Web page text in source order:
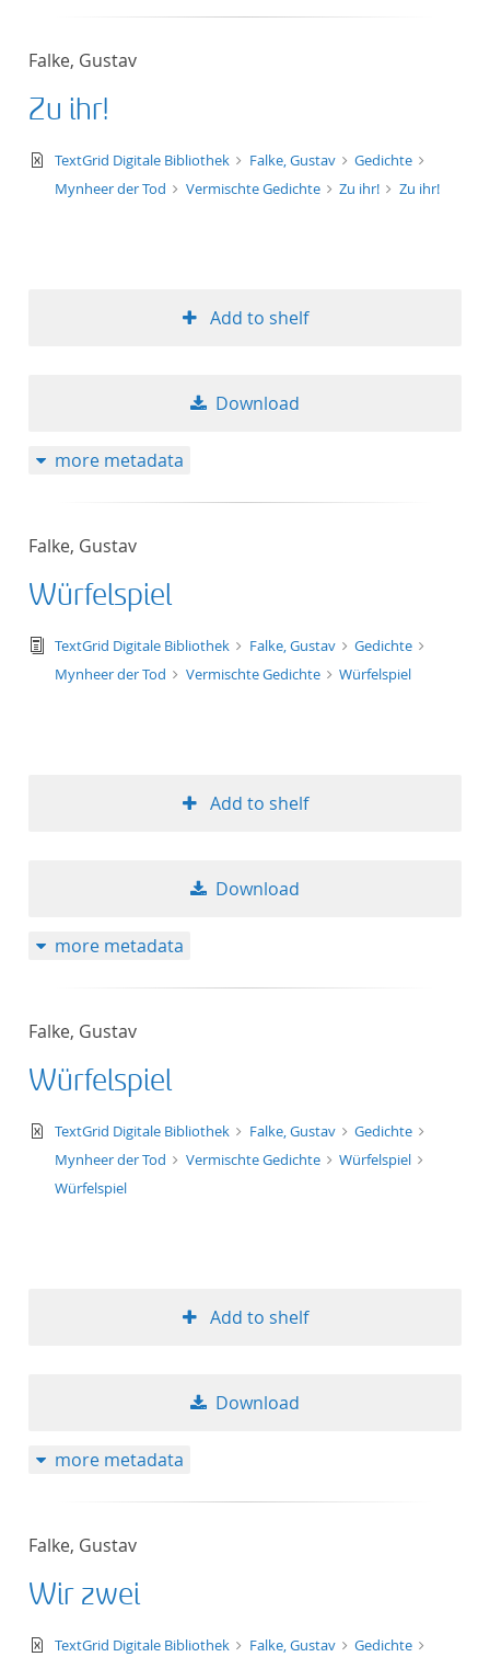
Falke, Gustav
Zu ihr!
text/xml
TextGrid Digitale Bibliothek Falke, Gustav
Gedichte
Mynheer der Tod
Vermischte Gedichte Zu ihr! Zu ihr!
Add to shelf
Download
more metadata
Falke, Gustav
Würfelspiel
text/tg.edition+tg.aggregation+xml
TextGrid Digitale Bibliothek Falke, Gustav
Gedichte
Mynheer der Tod
Vermischte Gedichte Würfelspiel
Add to shelf
Download
more metadata
Falke, Gustav
Würfelspiel
text/xml
TextGrid Digitale Bibliothek Falke, Gustav
Gedichte
Mynheer der Tod
Vermischte Gedichte
Würfelspiel
Würfelspiel
Add to shelf
Download
more metadata
Falke, Gustav
Wir zwei
text/xml
TextGrid Digitale Bibliothek Falke, Gustav
Gedichte